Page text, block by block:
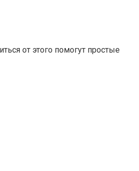
от этого помогут простые